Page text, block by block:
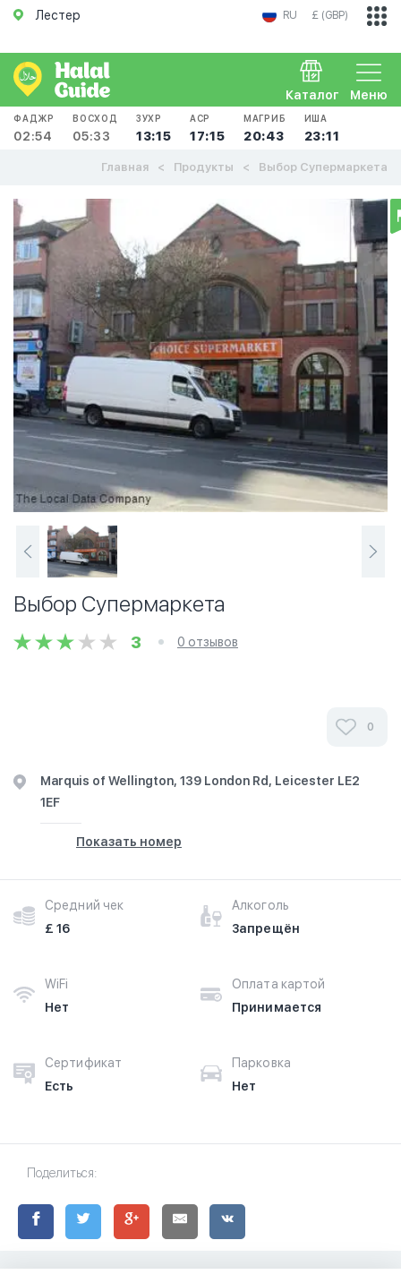
Лестер RU £ (GBP)
Меню
Каталог
ФАДЖР
02:54
ВОСХОД
05:33
ЗУХР
13:15
АСР
17:15
МАГРИБ
20:43
ИША
23:11
Главная Продукты Выбор Супермаркета
Выбор Супермаркета
3 0 отзывов
0
Marquis of Wellington, 139 London Rd, Leicester LE2
1EF
Показать номер
Средний чек
£ 16
Алкоголь
Запрещён
WiFi
Нет
Оплата картой
Принимается
Сертификат
Есть
Парковка
Нет
Поделиться: